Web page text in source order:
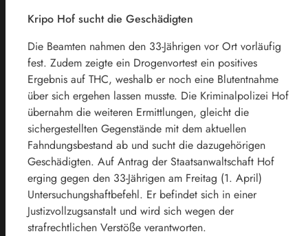
Kripo Hof sucht die Geschädigten
Die Beamten nahmen den 33-Jährigen vor Ort vorläufig
fest. Zudem zeigte ein Drogenvortest ein positives
Ergebnis auf THC, weshalb er noch eine Blutentnahme
über sich ergehen lassen musste. Die Kriminalpolizei Hof
übernahm die weiteren Ermittlungen, gleicht die
sichergestellten Gegenstände mit dem aktuellen
Fahndungsbestand ab und sucht die dazugehörigen
Geschädigten. Auf Antrag der Staatsanwaltschaft Hof
erging gegen den 33-Jährigen am Freitag (1. April)
Untersuchungshaftbefehl. Er befindet sich in einer
Justizvollzugsanstalt und wird sich wegen der
strafrechtlichen Verstöße verantworten.